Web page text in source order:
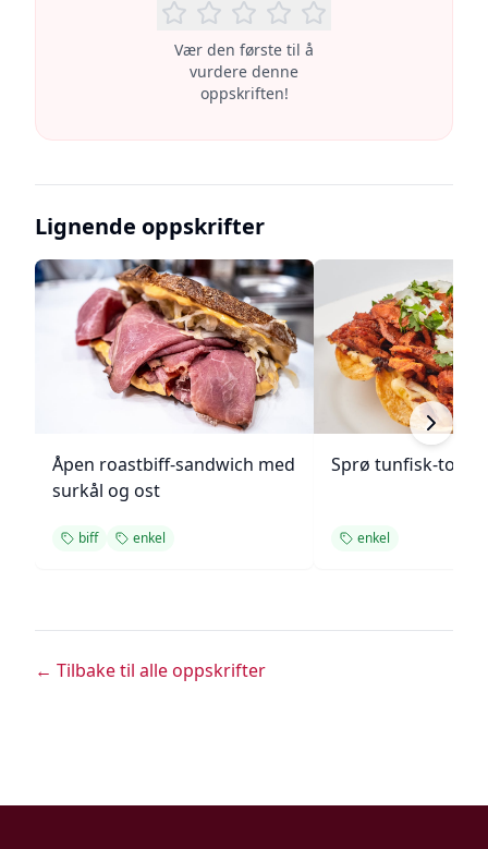
Vær den første til å
vurdere denne
oppskriften!
Lignende oppskrifter
Åpen roastbiff-sandwich med
surkål og ost
biff enkel
Sprø tunfisk-
enkel
← Tilbake til alle oppskrifter